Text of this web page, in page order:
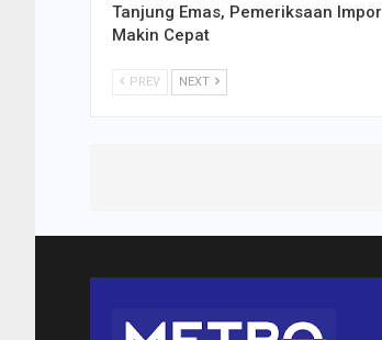
Tanjung Emas, Pemeriksaan Impor
Makin Cepat
PREV NEXT